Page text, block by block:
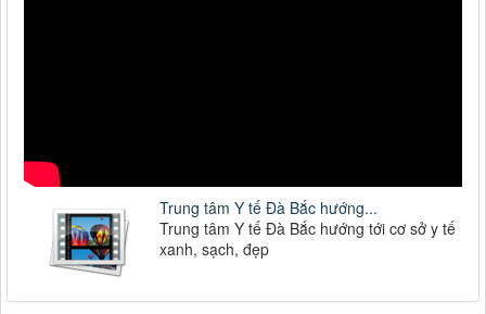
Trung tâm Y tế Đà Bắc hướng...
Trung tâm Y tế Đà Bắc hướng tới cơ sở y tế
xanh, sạch, đẹp